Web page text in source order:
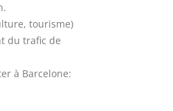
tourisme)
du trafic de
à Barcelone: